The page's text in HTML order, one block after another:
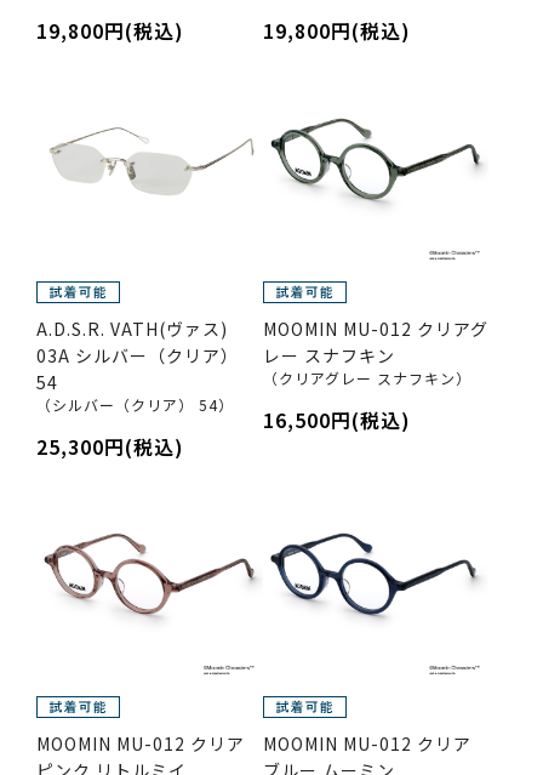
19,800円(税込) 19,800円(税込)
A.D.S.R. VATH(ヴァス)
03A シルバー（クリア）
54
（シルバー（クリア） 54）
25,300円(税込)
MOOMIN MU-012 クリアグ
レー スナフキン
（クリアグレー スナフキン）
16,500円(税込)
MOOMIN MU-012 クリア
ピンク リトルミイ
MOOMIN MU-012 クリア
ブルー ムーミン